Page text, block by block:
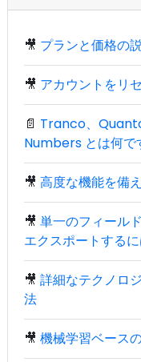
🎥 プランと価格の
🎥 アカウントをリ
📄 Tranco、
Numbers とは何で
🎥 高度な機能を備
🎥 単一のフィール
エクスポートする
🎥 詳細なテクノロ
法
🎥 機械学習ベース